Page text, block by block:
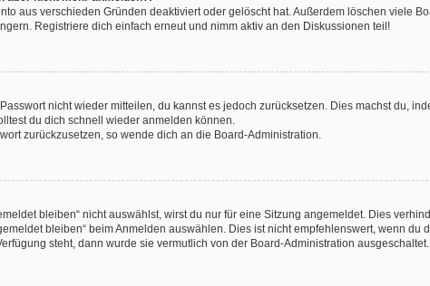
aus verschieden Gründen deaktiviert oder gelöscht hat. Außerdem löschen viele
Registriere dich einfach erneut und nimm aktiv an den Diskussionen teil!
nicht wieder mitteilen, du kannst es jedoch zurücksetzen. Dies machst du,
du dich schnell wieder anmelden können.
zurückzusetzen, so wende dich an die Board-Administration.
bleiben“ nicht auswählst, wirst du nur für eine Sitzung angemeldet. Dies
bleiben“ beim Anmelden auswählen. Dies ist nicht empfehlenswert, wenn
steht, dann wurde sie vermutlich von der Board-Administration ausgeschaltet.